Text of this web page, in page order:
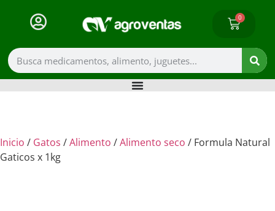
0
Inicio / Gatos /Alimento /Alimento seco / Formula Natural
Gaticos x 1kg